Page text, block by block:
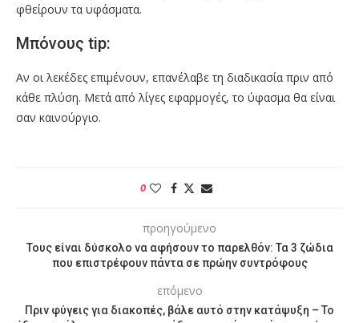
φθείρουν τα υφάσματα.
Μπόνους tip:
Αν οι λεκέδες επιμένουν, επανέλαβε τη διαδικασία πριν από
κάθε πλύση. Μετά από λίγες εφαρμογές, το ύφασμα θα είναι
σαν καινούργιο.
0
προηγούμενο
Τους είναι δύσκολο να αφήσουν το παρελθόν: Τα 3 ζώδια
που επιστρέφουν πάντα σε πρώην συντρόφους
επόμενο
Πριν φύγεις για διακοπές, βάλε αυτό στην κατάψυξη – Το